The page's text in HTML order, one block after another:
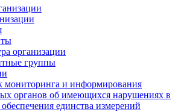
организации
группы
мониторинга и информирования
органов об имеющихся нарушениях в
обеспечения единства измерений